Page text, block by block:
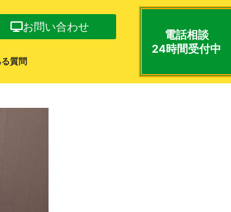
お問い合わせ
質問
電話相談
24時間受付中